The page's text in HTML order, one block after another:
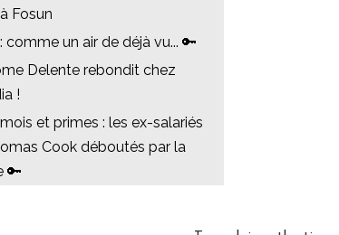
Fosun
comme un air de déjà vu... 🔑
Delente rebondit chez
!
et primes : les ex-salariés
Cook déboutés par la
🔑